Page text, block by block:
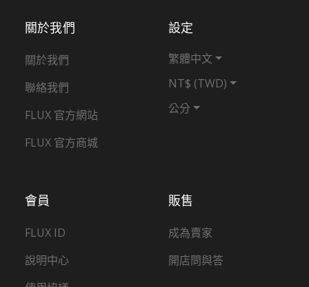
販售
成為賣家
開店問與答
會員
FLUX ID
說明中心
關於我們
關於我們
聯絡我們
FLUX 官方網站
FLUX 官方商城
設定
繁體中文
NT$ (TWD)
公分